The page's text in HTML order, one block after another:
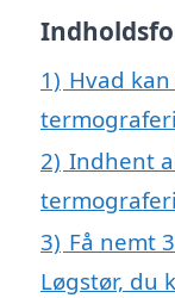
1) Hvad
2) Indhent
3) Få nemt
Løgstør, du